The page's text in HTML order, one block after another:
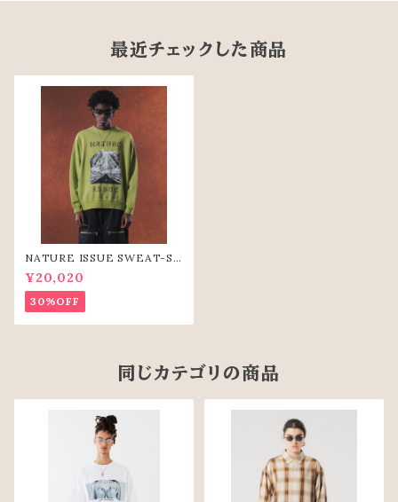
最近チェックした商品
NATURE ISSUE SWEAT-SH
IRTS（LIME)
¥20,020
30%OFF
同じカテゴリの商品